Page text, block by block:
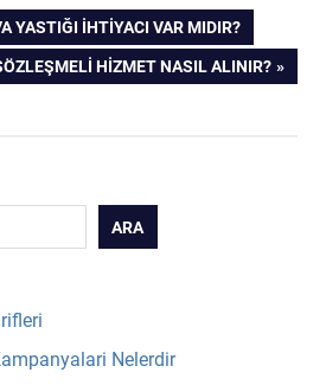
YASTIĞI İHTIYACI VAR MIDIR?
HIZMET NASIL ALINIR?
ARA
Nelerdir